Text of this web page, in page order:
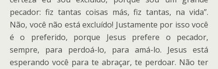
pecador: fiz tantas coisas más, fiz tantas, na vida”.
Não, você não está excluído! Justamente por isso você
é o preferido, porque Jesus prefere o pecador,
sempre, para perdoá-lo, para amá-lo. Jesus está
esperando você para te abraçar, te perdoar. Não ter